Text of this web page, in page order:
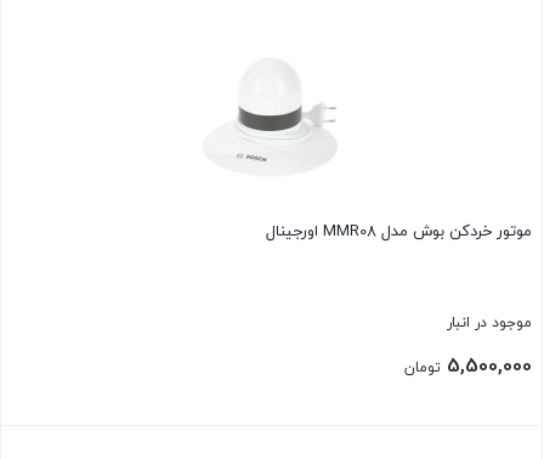
موتور خردکن بوش مدل MMR08 اورجینال
موجود در انبار
5,500,000 تومان